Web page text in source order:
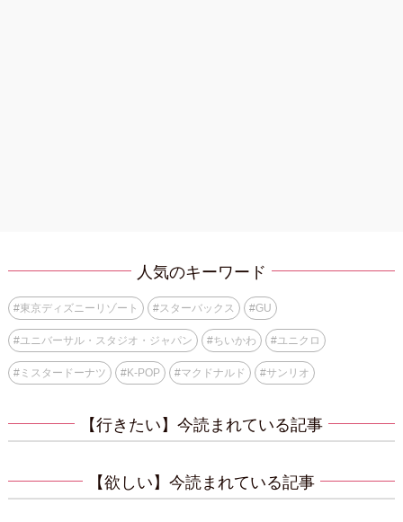
人気のキーワード
#東京ディズニーリゾート #スターバックス #GU
#ユニバーサル・スタジオ・ジャパン #ちいかわ #ユニクロ
#ミスタードーナツ #K-POP #マクドナルド #サンリオ
【行きたい】今読まれている記事
【欲しい】今読まれている記事